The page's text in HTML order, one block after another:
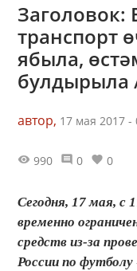
Заголовок:
транспорт
ябыла,
булдырыла
автор, 17 мая 2017 -
990 0 0
Сегодня, 17 мая, с
временно
средств из-за
России по